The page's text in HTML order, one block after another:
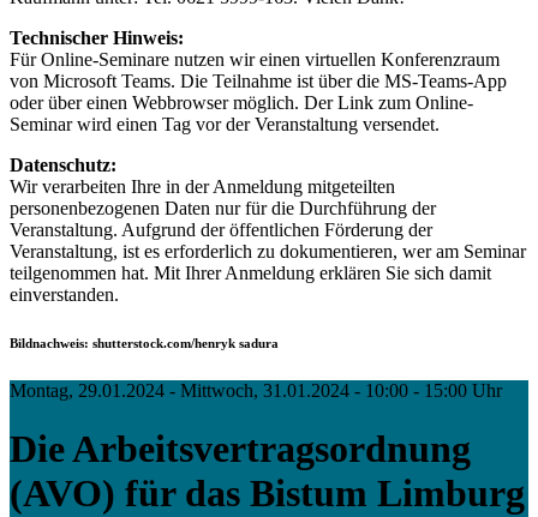
Technischer Hinweis:
Für Online-Seminare nutzen wir einen virtuellen Konferenzraum
von Microsoft Teams. Die Teilnahme ist über die MS-Teams-App
oder über einen Webbrowser möglich. Der Link zum Online-
Seminar wird einen Tag vor der Veranstaltung versendet.
Datenschutz:
Wir verarbeiten Ihre in der Anmeldung mitgeteilten
personenbezogenen Daten nur für die Durchführung der
Veranstaltung. Aufgrund der öffentlichen Förderung der
Veranstaltung, ist es erforderlich zu dokumentieren, wer am Seminar
teilgenommen hat. Mit Ihrer Anmeldung erklären Sie sich damit
einverstanden.
Bildnachweis: shutterstock.com/henryk sadura
Montag, 29.01.2024 - Mittwoch, 31.01.2024 - 10:00 - 15:00 Uhr
Die Arbeitsvertragsordnung
(AVO) für das Bistum Limburg